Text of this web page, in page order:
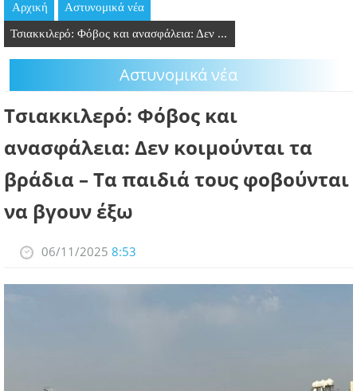
ΘΕΣΕΙΣ ΕΡΓΑΣΙΑΣ
PODCAST
ΛΑΡΝΑΚΑ 2030
ΣΥΝΔΕΣΜΟΙ
ΠΕΡΙΣΣΟΤΕΡΑ
Αρχική Aστυνομικά νέα
Τσιακκιλερό: Φόβος και ανασφάλεια: Δεν ...
Aστυνομικά νέα
Τσιακκιλερό: Φόβος και
ανασφάλεια: Δεν κοιμούνται τα
βράδια – Τα παιδιά τους φοβούνται
να βγουν έξω
06/11/2025 8:53